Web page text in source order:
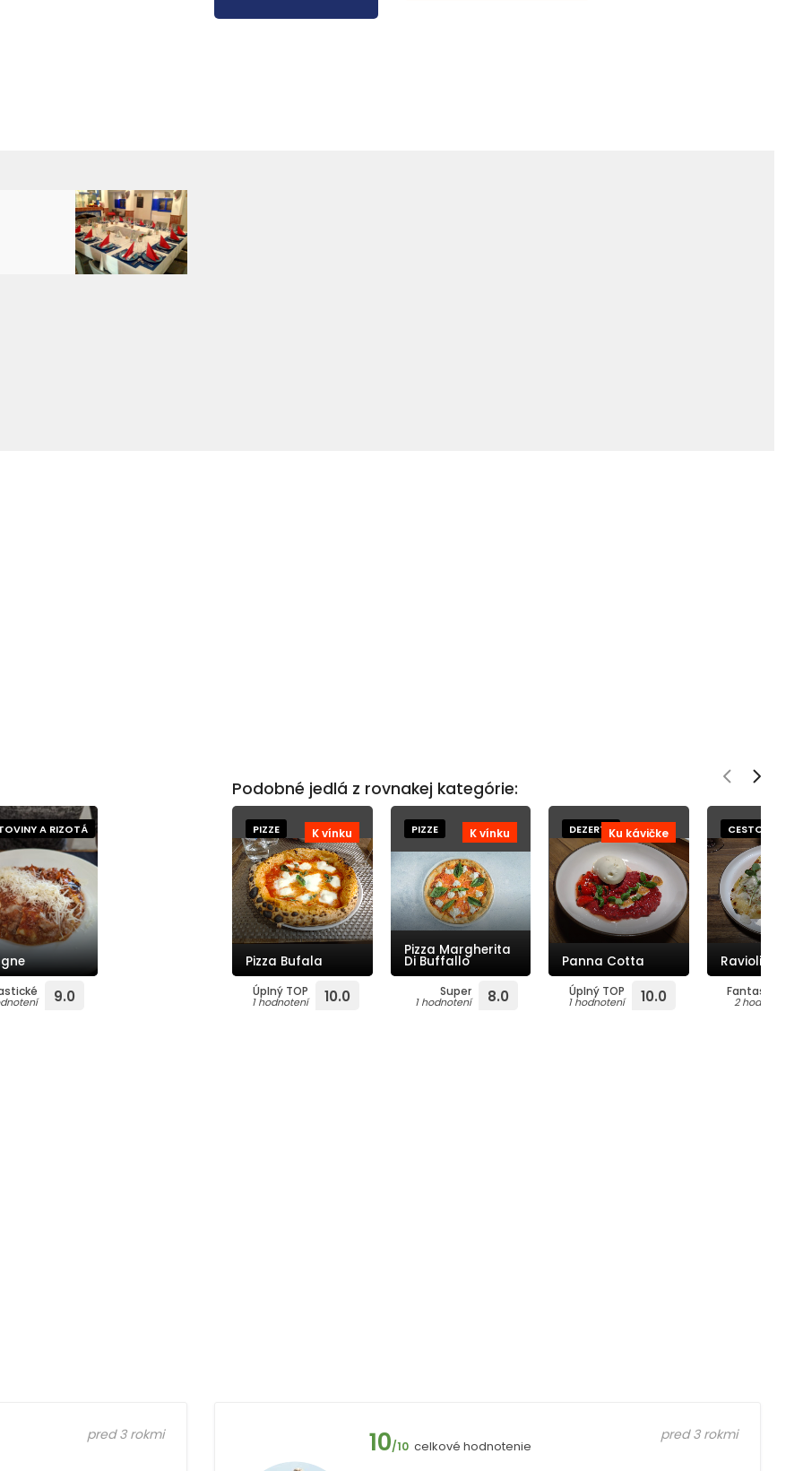
A RIZOTÁ
9.0
Podobné jedlá z rovnakej kategórie:
K vínku
PIZZE
Pizza Bufala
Úplný TOP
1 hodnotení 10.0
K vínku
PIZZE
Pizza Margherita
Di Buffallo
Super
1 hodnotení 8.0
Ku kávičke
DEZERTY
Panna Cotta
Úplný TOP
1 hodnotení 10.0
CESTOVINY
Ravioli
Fantastické
2 hodnotení
pred 3 rokmi 10/10 celkové hodnotenie
pred 3 rokmi